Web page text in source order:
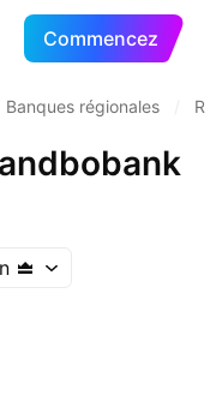
Commencez
Banques régionales